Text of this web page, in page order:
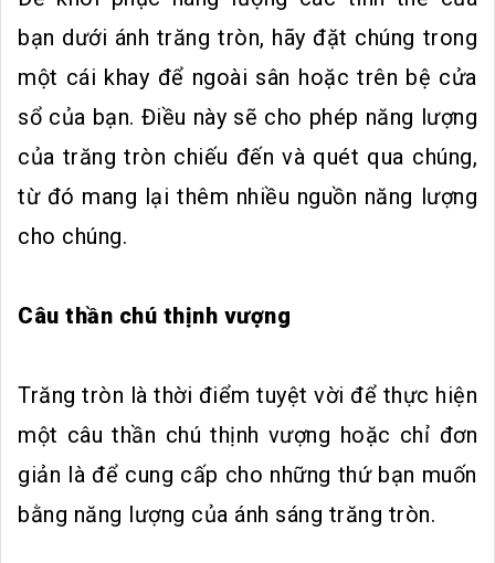
bạn dưới ánh trăng tròn, hãy đặt chúng trong
một cái khay để ngoài sân hoặc trên bệ cửa
sổ của bạn. Điều này sẽ cho phép năng lượng
của trăng tròn chiếu đến và quét qua chúng,
từ đó mang lại thêm nhiều nguồn năng lượng
cho chúng.
Câu thần chú thịnh vượng
Trăng tròn là thời điểm tuyệt vời để thực hiện
một câu thần chú thịnh vượng hoặc chỉ đơn
giản là để cung cấp cho những thứ bạn muốn
bằng năng lượng của ánh sáng trăng tròn.